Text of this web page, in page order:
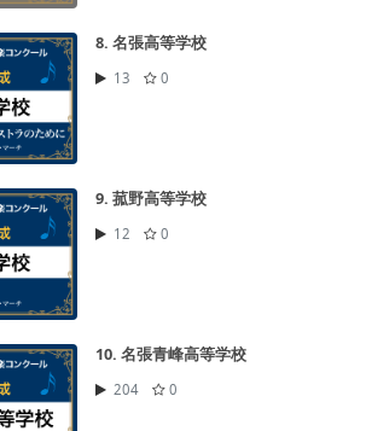
8. 名張高等学校
13 0
9. 菰野高等学校
12 0
10. 名張青峰高等学校
204 0